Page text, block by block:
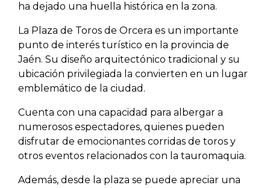
ha dejado una huella histórica en la zona.
La Plaza de Toros de Orcera es un importante
punto de interés turístico en la provincia de
Jaén. Su diseño arquitectónico tradicional y su
ubicación privilegiada la convierten en un lugar
emblemático de la ciudad.
Cuenta con una capacidad para albergar a
numerosos espectadores, quienes pueden
disfrutar de emocionantes corridas de toros y
otros eventos relacionados con la tauromaquia.
Además, desde la plaza se puede apreciar una